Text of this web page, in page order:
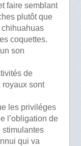
faire semblant
plutôt que
chihuahuas
coquettes.
son
de
royaux sont
les priviléges
l’obligation de
stimulantes
qui va